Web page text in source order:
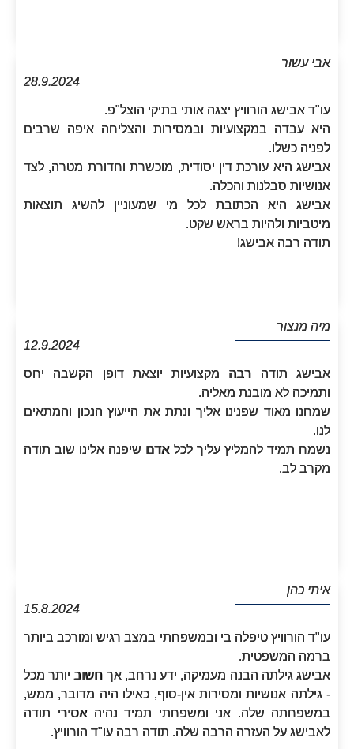
עו"ד אבישג הורוויץ יצגה אותי בתיקי הוצל"פ.
היא עבדה במקצועיות ובמסירות והצליחה איפה שרבים
לפניה כשלו.
אבישג היא עורכת דין יסודית, מוכשרת וחדורת מטרה, לצד
אנושיות סבלנות והכלה.
אבישג היא הכתובת לכל מי שמעוניין להשיג תוצאות
מיטביות ולהיות בראש שקט.
תודה רבה אבישג!
אבי עשור
28.9.2024
אבישג תודה רבה מקצועיות יוצאת דופן הקשבה יחס
ותמיכה לא מובנת מאליה.
שמחנו מאוד שפנינו אליך ונתת את הייעוץ הנכון והמתאים
לנו.
נשמח תמיד להמליץ עליך לכל אדם שיפנה אלינו שוב תודה
מקרב לב.
מיה מנצור
12.9.2024
עו"ד הורוויץ טיפלה בי ובמשפחתי במצב רגיש ומורכב ביותר
ברמה המשפטית.
אבישג גילתה הבנה מעמיקה, ידע נרחב, אך חשוב יותר מכל
- גילתה אנושיות ומסירות אין-סוף, כאילו היה מדובר, ממש,
במשפחתה שלה. אני ומשפחתי תמיד נהיה אסירי תודה
לאבישג על העזרה הרבה שלה. תודה רבה עו"ד הורוויץ.
איתי כהן
15.8.2024